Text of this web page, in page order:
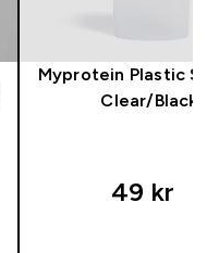
Myprotein Plastic
Clear/Black
49 kr‎